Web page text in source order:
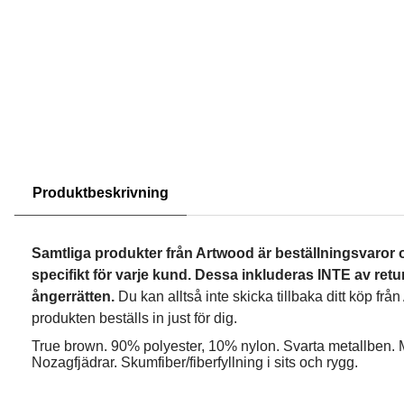
Produktbeskrivning
Samtliga produkter från Artwood är beställningsvaror
specifikt för varje kund. Dessa inkluderas INTE av
ångerrätten. Du kan alltså inte skicka tillbaka ditt köp
produkten beställs in just för dig.
True brown. 90% polyester, 10% nylon. Svarta metallben.
Nozagfjädrar. Skumfiber/fiberfyllning i sits och rygg.